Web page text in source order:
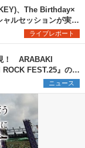
、The Birthday×
ルセッションが実現
ライブレポート
！ ARABAKI
FEST.25』の見
ニュース